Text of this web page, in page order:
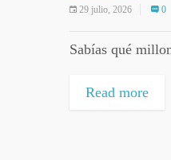
29 julio, 2026 0
Sabías qué
Read more